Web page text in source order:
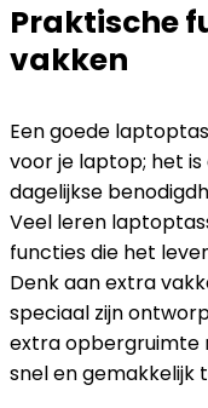
Praktische
vakken
Een goede
voor je laptop; het
dagelijkse
Veel leren
functies die het
Denk aan extra
speciaal zijn
extra opbergruimte
snel en gemakkelijk